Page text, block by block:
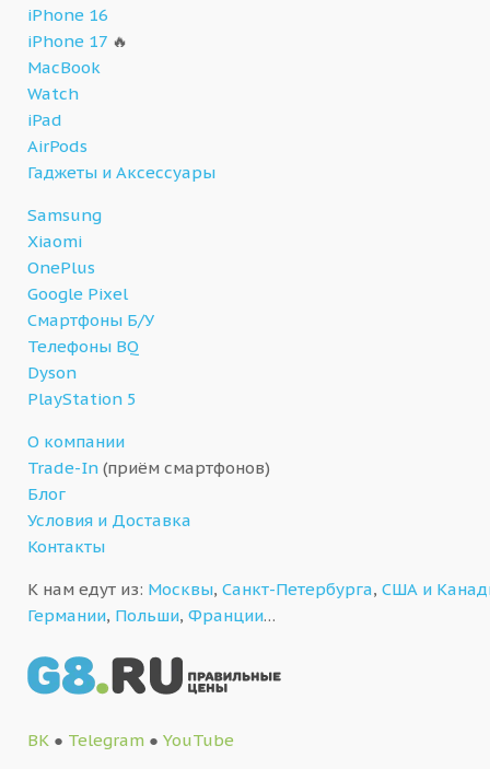
iPhone 16
iPhone 17 🔥
MacBook
Watch
iPad
AirPods
Гаджеты и Аксессуары
Samsung
Xiaomi
OnePlus
Google Pixel
Смартфоны Б/У
Телефоны BQ
Dyson
PlayStation 5
О компании
Trade-In (приём смартфонов)
Блог
Условия и Доставка
Контакты
К нам едут из: Москвы, Санкт-Петербурга, США и
Германии, Польши, Франции…
ВК ● Telegram ● YouTube